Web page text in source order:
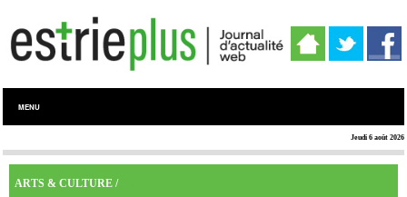
MENU
Jeudi 6 août 2026
ARTS & CULTURE /